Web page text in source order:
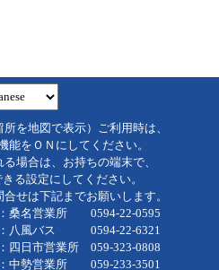
を地図で表示）ご利用時は、
をＯＮにしてください。
場合は、お持ちの端末で、
る設定にしてください。
せは下記までお願いします。
営業所 0594-22-0595
22-6321
市営業所 059-323-0808
中勢営業所 059-233-3501